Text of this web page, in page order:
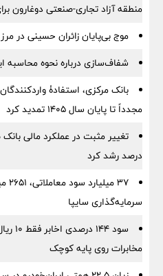
منطقه آزاد تجاری-صنعتی دوغارون
موج بی‌پایان زائران حسینی در
شفاف‌سازی درباره نحوه محاسبه
بانک مرکزی، استفادۀ
مجدداً تا پایان سال ۱۴۰۵ تمدید کرد
درصد رشد کرد
سرمایه‌گذاری سایپا
سود
مخابرات روی پایه کوچک